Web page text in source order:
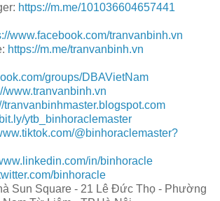
https://m.me/101036604657441
www.facebook.com/tranvanbinh.vn
https://m.me/tranvanbinh.vn
groups/DBAVietNam
www.tranvanbinh.vn
tranvanbinhmaster.blogspot.com
ytb_binhoraclemaster
@binhoraclemaster?
in/binhoracle
binhoracle
Sun Square - 21 Lê Đức Thọ - Phường